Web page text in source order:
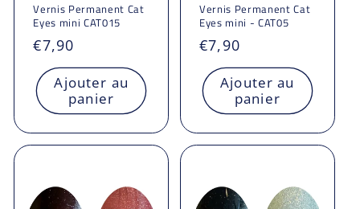
Vernis Permanent Cat
Eyes mini CAT015
Prix
habituel
€7,90
Ajouter au
panier
Vernis Permanent Cat
Eyes mini - CAT05
Prix
habituel
€7,90
Ajouter au
panier